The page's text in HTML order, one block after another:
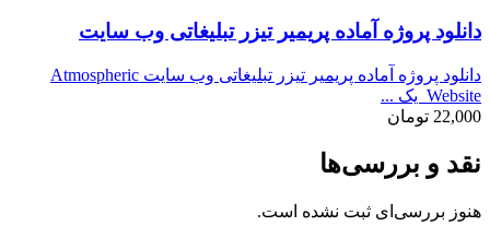
دانلود پروژه آماده پریمیر تیزر تبليغاتی وب سايت
دانلود پروژه آماده پریمیر تیزر تبليغاتی وب سايت Atmospheric
Website یک ...
22,000 تومان
نقد و بررسی‌ها
هنوز بررسی‌ای ثبت نشده است.